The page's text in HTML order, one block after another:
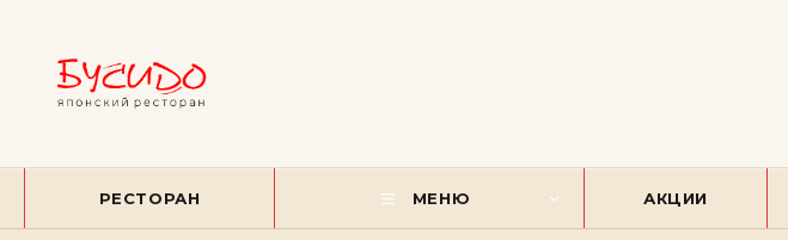
РЕСТОРАН МЕНЮ АКЦИИ